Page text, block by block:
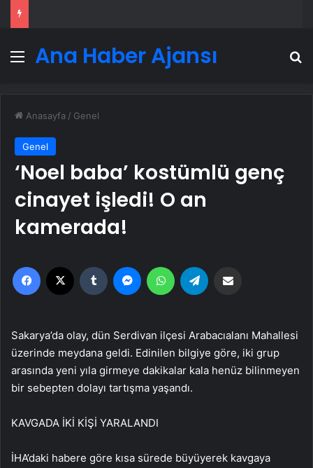
Menü
Ana Haber Ajansı
Anasayfa / Genel
Genel
‘Noel baba’ kostümlü genç
cinayet işledi! O an
kamerada!
Facebook Tumblr MessengerWhatsApp
Sakarya’da olay, dün Serdivan ilçesi Arabacıalanı Mahallesi
üzerinde meydana geldi. Edinilen bilgiye göre, iki grup
arasında yeni yıla girmeye dakikalar kala henüz bilinmeyen
bir sebepten dolayı tartışma yaşandı.
KAVGADA İKİ KİŞİ YARALANDI
İHA’daki habere göre kısa sürede büyüyerek kavgaya